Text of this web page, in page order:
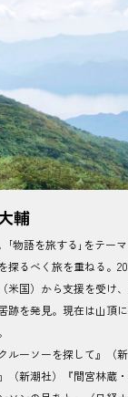
輔
｢物語を旅する｣をテー
探るべく旅を重ねる。
米国）から支援を受け
跡を発見。現在は山頂
ルーソーを探して』（
（新潮社）『間宮林蔵